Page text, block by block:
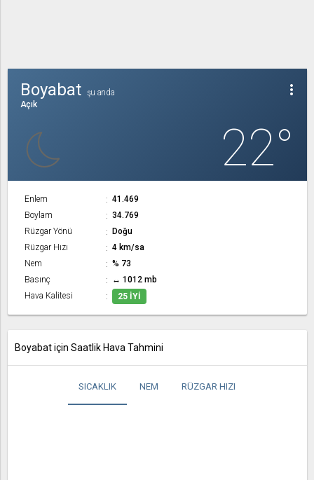
more_vert
Boyabat
şu anda
Açık
22°
Enlem
41.469
Boylam
34.769
Rüzgar Yönü
Doğu
Rüzgar Hızı
4 km/sa
Nem
% 73
Basınç
↔ 1012 mb
Hava Kalitesi
25 İYI
Boyabat için Saatlik Hava Tahmini
SICAKLIK NEM RÜZGAR HIZI